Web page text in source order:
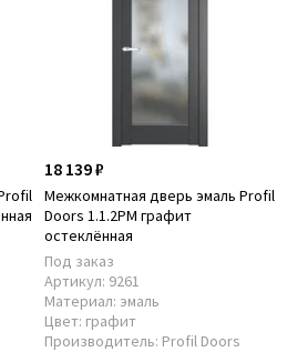
18 139 ₽
Межкомнатная дверь эмаль Profil
Doors 1.1.2PM графит
остеклённая
Под заказ
Артикул: 9261
Материал: эмаль
Цвет: графит
Производитель: Profil Doors